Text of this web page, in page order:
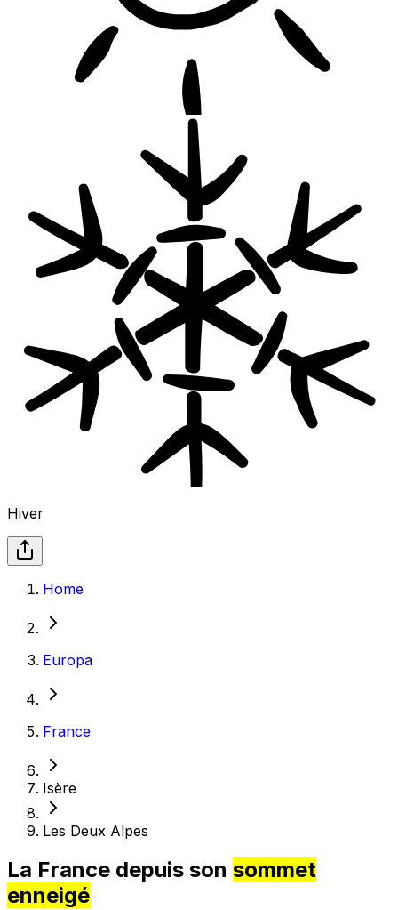
Hiver
Home
Europa
France
Isère
Les Deux Alpes
La France depuis son sommet
enneigé